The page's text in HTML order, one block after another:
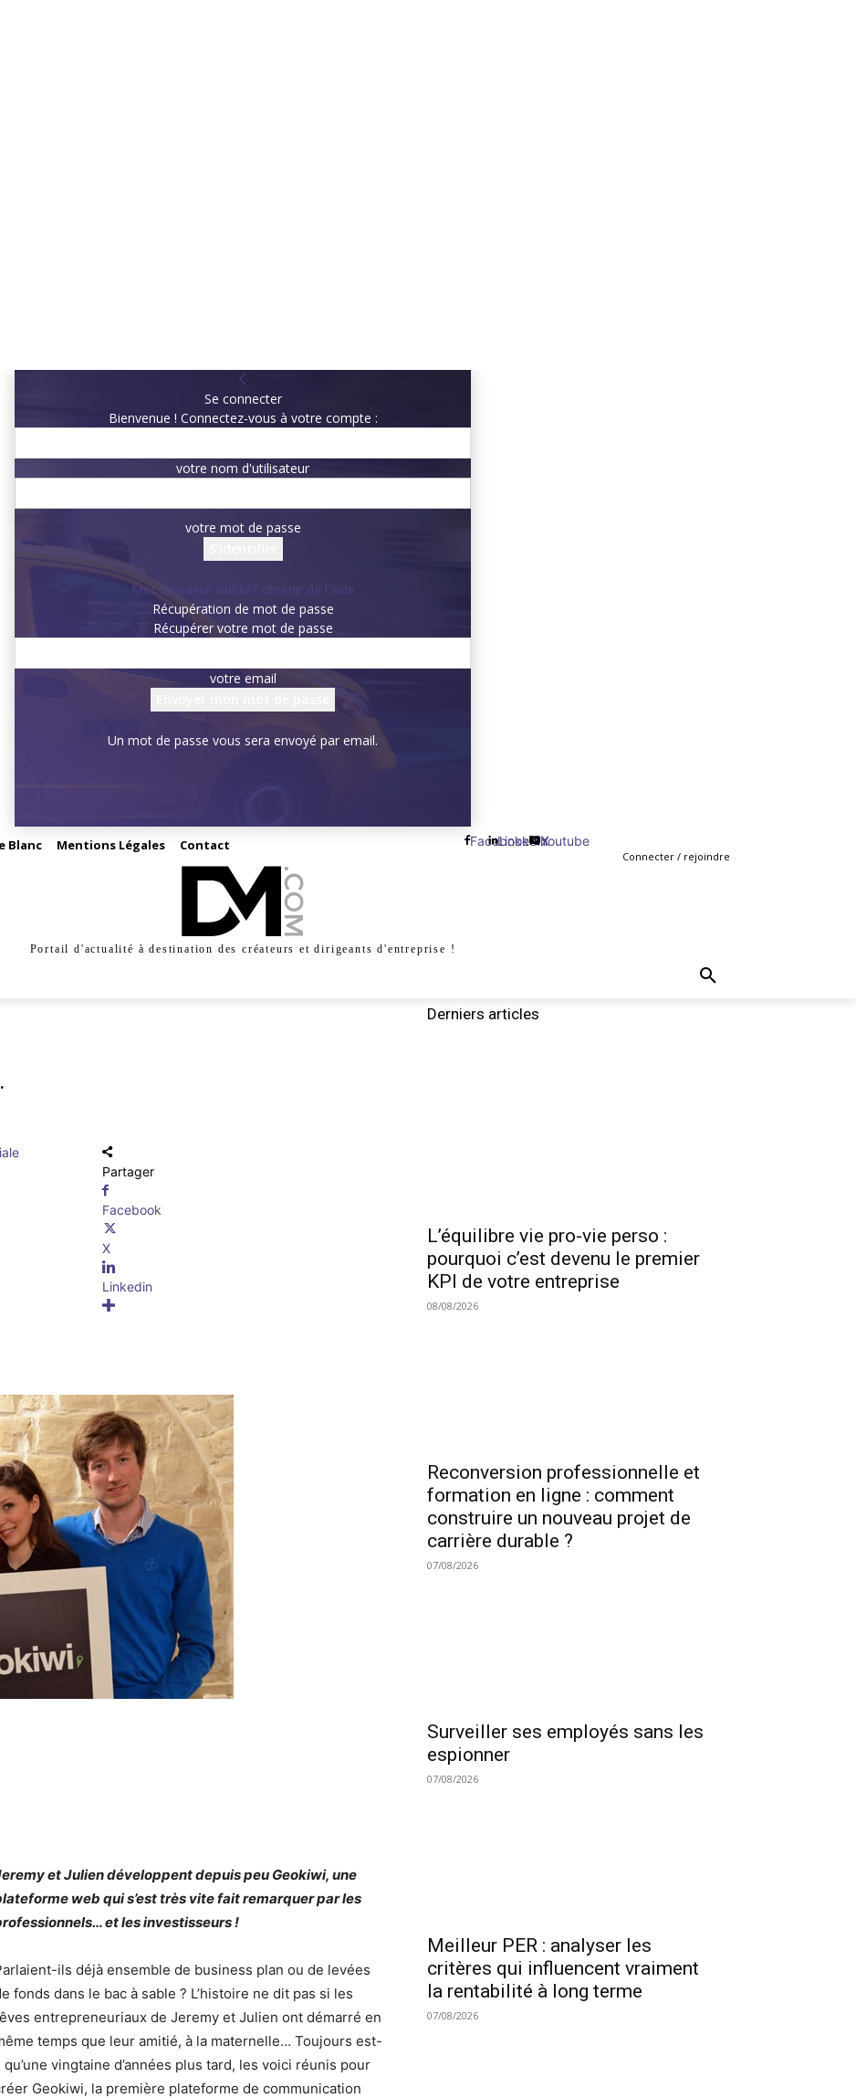
Se connecter
Bienvenue ! Connectez-vous à votre compte :
votre nom d'utilisateur
votre mot de passe
Mot de passe oublié? obtenir de l'aide
Récupération de mot de passe
Récupérer votre mot de passe
votre email
Un mot de passe vous sera envoyé par email.
Blanc Mentions Légales Contact Facebook
Linkedin
X
Youtube
Connecter / rejoindre
Portail d'actualité à destination des créateurs et dirigeants d'entreprise !
Partager
Facebook
X
Linkedin
et Julien développent depuis peu Geokiwi, une
web qui s’est très vite fait remarquer par les
et les investisseurs !
ils déjà ensemble de business plan ou de levées
fonds dans le bac à sable ? L’histoire ne dit pas si les
entrepreneuriaux de Jeremy et Julien ont démarré en
temps que leur amitié, à la maternelle… Toujours est-
qu’une vingtaine d’années plus tard, les voici réunis pour
Geokiwi, la première plateforme de communication
Derniers articles
L’équilibre vie pro-vie perso :
pourquoi c’est devenu le premier
KPI de votre entreprise
08/08/2026
Reconversion professionnelle et
formation en ligne : comment
construire un nouveau projet de
carrière durable ?
07/08/2026
Surveiller ses employés sans les
espionner
07/08/2026
Meilleur PER : analyser les
critères qui influencent vraiment
la rentabilité à long terme
07/08/2026